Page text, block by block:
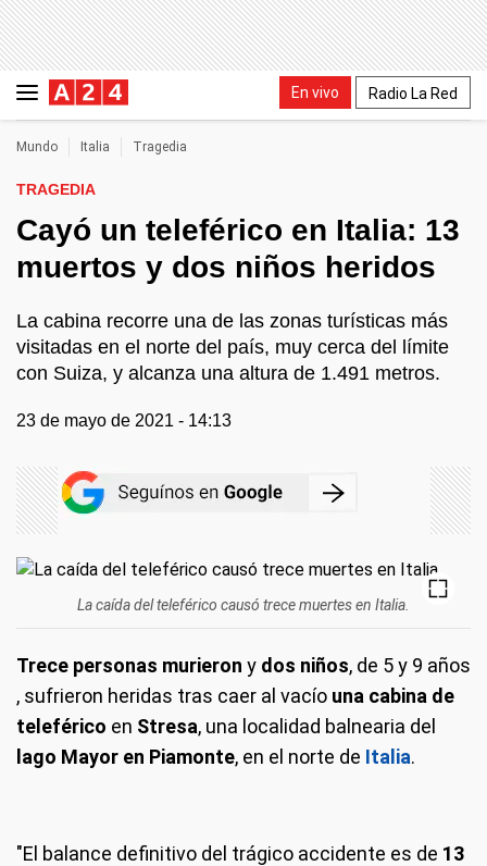
En vivo Radio La Red
Mundo Italia Tragedia
TRAGEDIA
Cayó un teleférico en Italia: 13
muertos y dos niños heridos
La cabina recorre una de las zonas turísticas más
visitadas en el norte del país, muy cerca del límite
con Suiza, y alcanza una altura de 1.491 metros.
23 de mayo de 2021 - 14:13
La caída del teleférico causó trece muertes en Italia.
Trece personas murieron y dos niños, de 5 y 9 años
, sufrieron heridas tras caer al vacío una cabina de
teleférico en Stresa, una localidad balnearia del
lago Mayor en Piamonte, en el norte de Italia.
"El balance definitivo del trágico accidente es de 13